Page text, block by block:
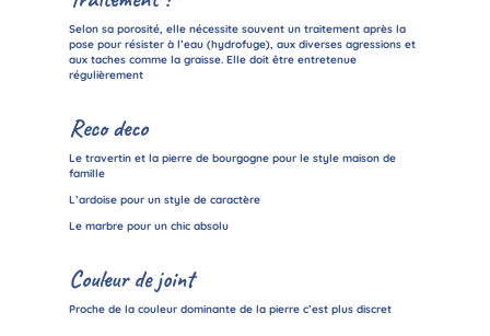
Selon sa porosité, elle nécessite souvent un traitement après la
pose pour résister à l’eau (hydrofuge), aux diverses agressions et
aux taches comme la graisse. Elle doit être entretenue
régulièrement
Reco deco
Le travertin et la pierre de bourgogne pour le style maison de
famille
L’ardoise pour un style de caractère
Le marbre pour un chic absolu
Couleur de joint
Proche de la couleur dominante de la pierre c’est plus discret